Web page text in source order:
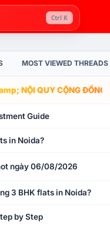
Ctrl K
MOST VIEWED THREADS
NỘI QUY CỘNG
Guide
in Noida?
ngày 06/08/2026
3 BHK flats in Noida?
by Step